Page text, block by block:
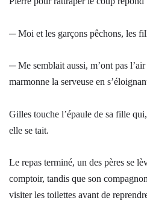
─ Moi et les garçons pêchons, les
─ Me semblait aussi, m’ont pas
marmonne la serveuse en
Gilles touche l’épaule de sa fille
elle se tait.
Le repas terminé, un des pères se
comptoir, tandis que son
visiter les toilettes avant de